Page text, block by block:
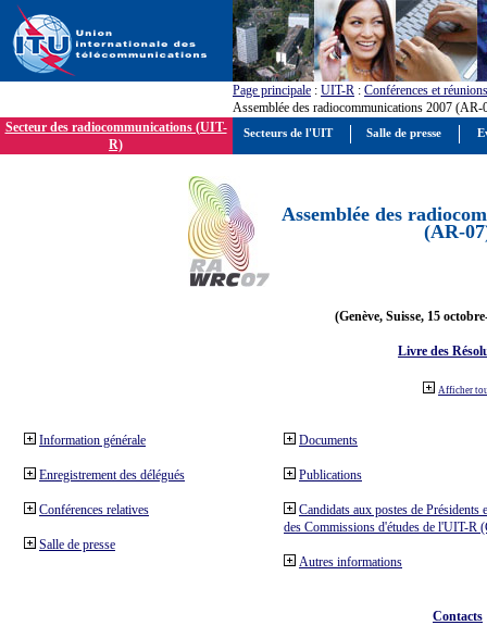
Page principale : UIT-R : Conférences et réunions
Assemblée des radiocommunications 2007 (AR-
Secteur des radiocommunications (UIT-
R)
Assemblée des
(AR-
(Genève, Suisse, 15
Livre des
Afficher
Information générale
Enregistrement des délégués
Conférences relatives
Salle de presse
Documents
Publications
Candidats aux postes de Présidents
des Commissions d'études de l'UIT-R
Autres informations
Contacts
Secteurs de l'UIT Salle de presse